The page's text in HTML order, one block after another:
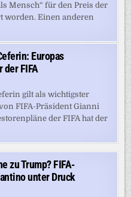
Mensch“ für den Preis der
worden. Einen anderen
Europas
der FIFA
gilt als wichtigster
FIFA-Präsident Gianni
der FIFA hat der
zu Trump? FIFA-
unter Druck